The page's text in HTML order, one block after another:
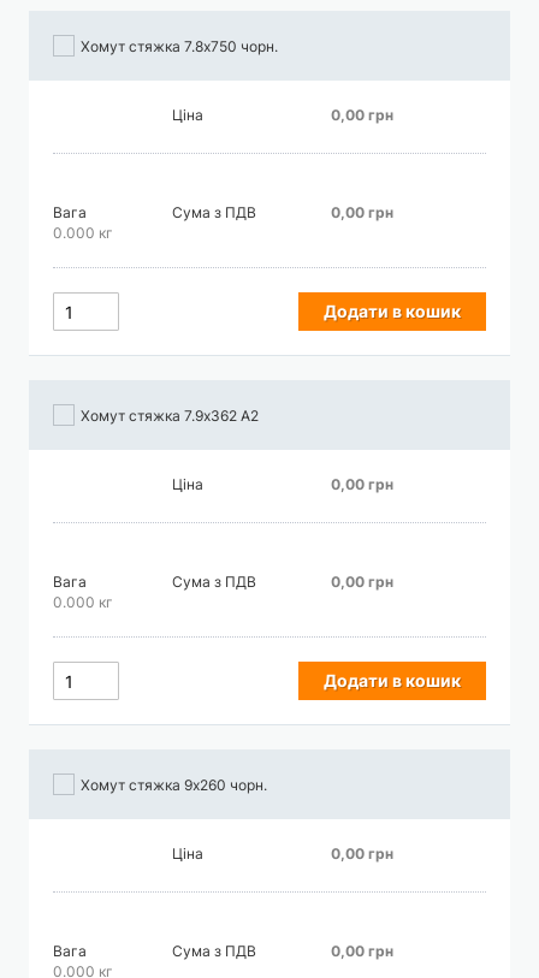
Хомут стяжка 7.8х750 чорн.
Ціна 0,00 грн
Вага
0.000 кг
Сума з ПДВ 0,00 грн
Додати в кошик
Хомут стяжка 7.9х362 А2
Ціна 0,00 грн
Вага
0.000 кг
Сума з ПДВ 0,00 грн
Додати в кошик
Хомут стяжка 9х260 чорн.
Ціна 0,00 грн
Вага
0.000 кг
Сума з ПДВ 0,00 грн